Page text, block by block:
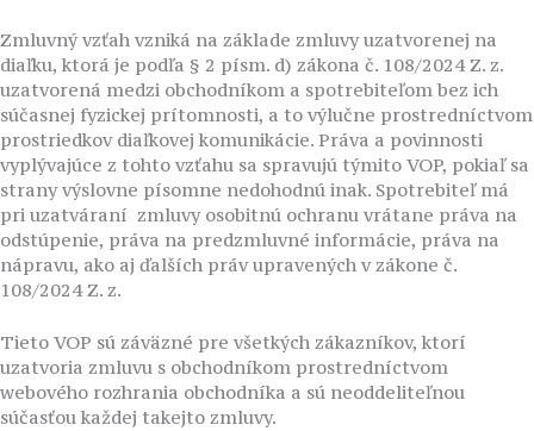
Zmluvný vzťah vzniká na základe zmluvy uzatvorenej na
diaľku, ktorá je podľa § 2 písm. d) zákona č. 108/2024 Z. z.
uzatvorená medzi obchodníkom a spotrebiteľom bez ich
súčasnej fyzickej prítomnosti, a to výlučne prostredníctvom
prostriedkov diaľkovej komunikácie. Práva a povinnosti
vyplývajúce z tohto vzťahu sa spravujú týmito VOP, pokiaľ sa
strany výslovne písomne nedohodnú inak. Spotrebiteľ má
pri uzatváraní zmluvy osobitnú ochranu vrátane práva na
odstúpenie, práva na predzmluvné informácie, práva na
nápravu, ako aj ďalších práv upravených v zákone č.
108/2024 Z. z.
Tieto VOP sú záväzné pre všetkých zákazníkov, ktorí
uzatvoria zmluvu s obchodníkom prostredníctvom
webového rozhrania obchodníka a sú neoddeliteľnou
súčasťou každej takejto zmluvy.